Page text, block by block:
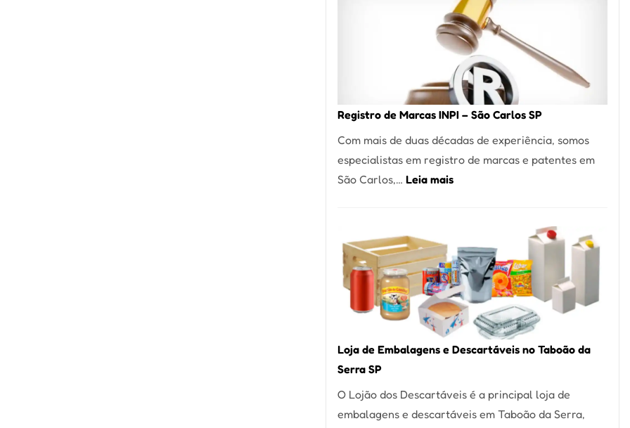
Culinária
Italiana
do
Itaim
Registro de Marcas INPI – São Carlos SP
Com mais de duas décadas de experiência, somos
especialistas em registro de marcas e patentes em
São Carlos,… Leia mais:
INPI
–
São
Carlos
SP
Loja de Embalagens e Descartáveis no Taboão da
Serra SP
O Lojão dos Descartáveis é a principal loja de
embalagens e descartáveis em Taboão da Serra,